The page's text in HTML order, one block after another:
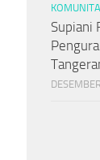
Supiani